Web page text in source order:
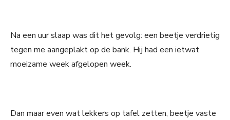
Na een uur slaap was dit het gevolg: een beetje verdrietig
tegen me aangeplakt op de bank. Hij had een ietwat
moeizame week afgelopen week.
Dan maar even wat lekkers op tafel zetten, beetje vaste